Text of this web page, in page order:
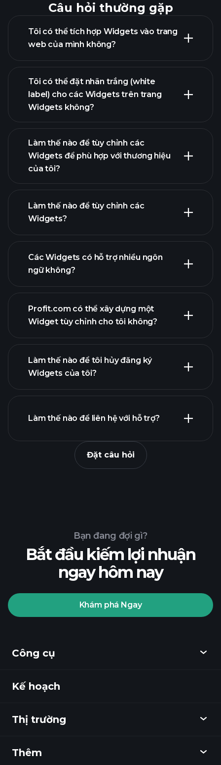
Câu hỏi thường gặp
Tôi có thể tích hợp Widgets vào trang
web của mình không?
Tôi có thể đặt nhãn trắng (white
label) cho các Widgets trên trang
Widgets không?
Làm thế nào để tùy chỉnh các
Widgets để phù hợp với thương hiệu
của tôi?
Làm thế nào để tùy chỉnh các
Widgets?
Các Widgets có hỗ trợ nhiều ngôn
ngữ không?
Profit.com có thể xây dựng một
Widget tùy chỉnh cho tôi không?
contact@profit.com
Làm thế nào để tôi hủy đăng ký
Widgets của tôi?
Làm thế nào để liên hệ với hỗ trợ?
Đặt câu hỏi
Bạn đang đợi gì?
Bắt đầu kiếm lợi nhuận
ngay hôm nay
Khám phá Ngay
Công cụ
Khám phá
Biểu đồ
Tin tức
Kế hoạch
Thị trường
Tổng quan
Thêm